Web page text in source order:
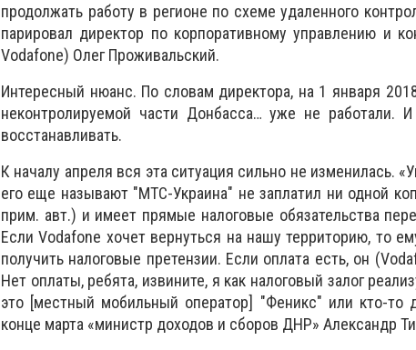
продолжать работу в регионе по схеме удаленного
парировал директор по корпоративному управлению и
Vodafone) Олег Проживальский.
Интересный нюанс. По словам директора, на 1 января
неконтролируемой части Донбасса… уже не
восстанавливать.
К началу апреля вся эта ситуация сильно не изменилась.
его еще называют "МТС-Украина" не заплатил ни одной
прим. авт.) и имеет прямые налоговые обязательства
Если Vodafone хочет вернуться на нашу территорию, то
получить налоговые претензии. Если оплата есть, он
Нет оплаты, ребята, извините, я как налоговый залог
это [местный мобильный оператор] "Феникс" или кто-то
конце марта «министр доходов и сборов ДНР» Александр